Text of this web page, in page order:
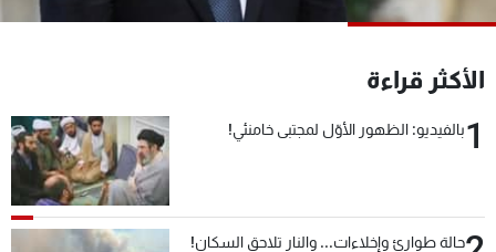
الأكثر قراءة
1بالفيديو: الظهور الأوّل لمجتبى خامنئي!
حالة طوارئ وإخلاءات... والنار تلاحق السكان!
الإنـتـاج
سياسة الخصوصية